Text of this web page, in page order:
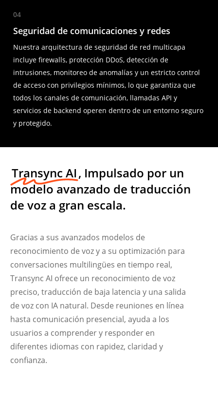
04
Seguridad de comunicaciones y redes
Nuestra arquitectura de seguridad de red multicapa
incluye firewalls, protección DDoS, detección de
intrusiones, monitoreo de anomalías y un estricto control
de acceso con privilegios mínimos, lo que garantiza que
todos los canales de comunicación, llamadas API y
servicios de backend operen dentro de un entorno seguro
y protegido.
Transync AI, Impulsado por un
modelo avanzado de traducción
de voz a gran escala.
Gracias a sus avanzados modelos de
reconocimiento de voz y a su optimización para
conversaciones multilingües en tiempo real,
Transync AI ofrece un reconocimiento de voz
preciso, traducción de baja latencia y una salida
de voz con IA natural. Desde reuniones en línea
hasta comunicación presencial, ayuda a los
usuarios a comprender y responder en
diferentes idiomas con rapidez, claridad y
confianza.
Українська